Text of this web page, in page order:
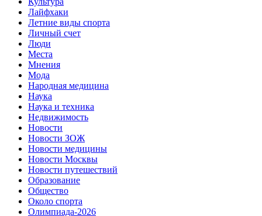
Лайфхаки
Летние виды спорта
Личный счет
Люди
Места
Мнения
Мода
Народная медицина
Наука
Наука и техника
Недвижимость
Новости
Новости ЗОЖ
Новости медицины
Новости Москвы
Новости путешествий
Образование
Общество
Около спорта
Олимпиада-2026